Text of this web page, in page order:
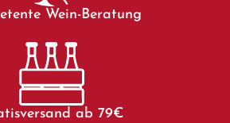
Wein-Beratung
ab 79€